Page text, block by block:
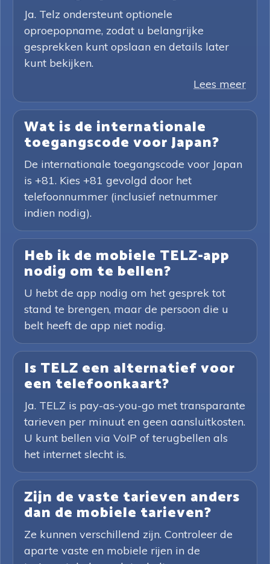
Ja. Telz ondersteunt optionele
oproepopname, zodat u belangrijke
gesprekken kunt opslaan en details later
kunt bekijken.
Lees meer
Wat is de internationale
toegangscode voor Japan?
De internationale toegangscode voor Japan
is +81. Kies +81 gevolgd door het
telefoonnummer (inclusief netnummer
indien nodig).
Heb ik de mobiele TELZ-app
nodig om te bellen?
U hebt de app nodig om het gesprek tot
stand te brengen, maar de persoon die u
belt heeft de app niet nodig.
Is TELZ een alternatief voor
een telefoonkaart?
Ja. TELZ is pay-as-you-go met transparante
tarieven per minuut en geen aansluitkosten.
U kunt bellen via VoIP of terugbellen als
het internet slecht is.
Zijn de vaste tarieven anders
dan de mobiele tarieven?
Ze kunnen verschillend zijn. Controleer de
aparte vaste en mobiele rijen in de